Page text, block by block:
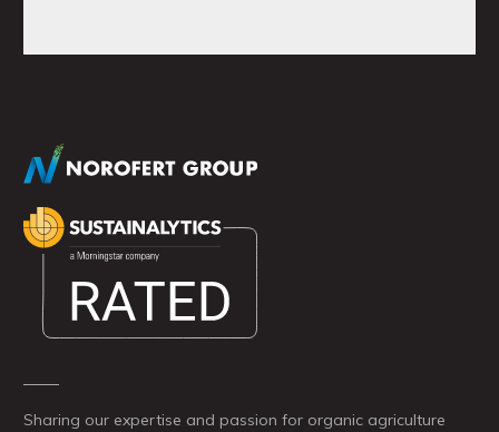
Sharing our expertise and passion for organic agriculture